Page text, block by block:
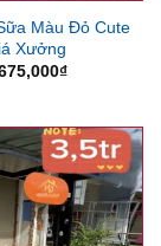
Màu Đỏ Cute
Xưởng
₫